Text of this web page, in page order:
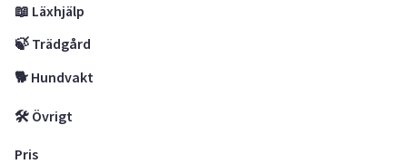
📖 Läxhjälp
🍃 Trädgård
🐕 Hundvakt
🛠 Övrigt
Pris